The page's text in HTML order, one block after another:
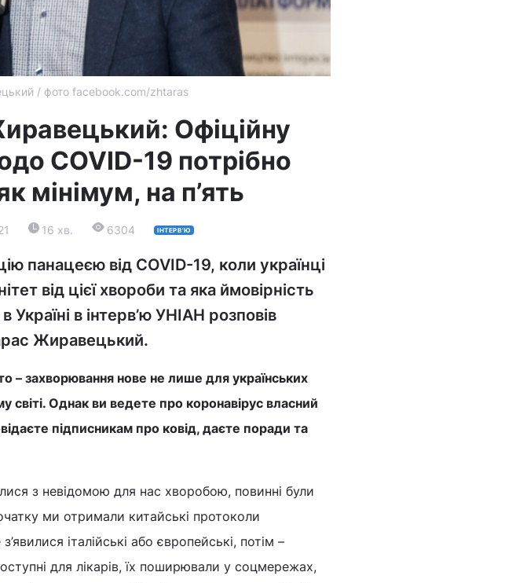
/ фото facebook.com/zhtaras
Офіційну
COVID-19 потрібно
мінімум, на п’ять
16 хв. 6304 ІНТЕРВ'Ю
панацеєю від COVID-19, коли українці
від цієї хвороби та яка ймовірність
Україні в інтерв’ю УНІАН розповів
Жиравецький.
– захворювання нове не лише для українських
світі. Однак ви ведете про коронавірус власний
підписникам про ковід, даєте поради та
з невідомою для нас хворобою, повинні були
ми отримали китайські протоколи
італійські або європейські, потім –
для лікарів, їх поширювали у соцмережах,